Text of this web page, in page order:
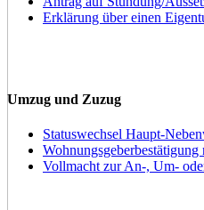
Erklärung über einen
Umzug und Zuzug
Statuswechsel Haupt-
Vollmacht zur An-, Um-